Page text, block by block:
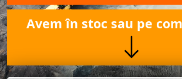
Avem în stoc sau pe